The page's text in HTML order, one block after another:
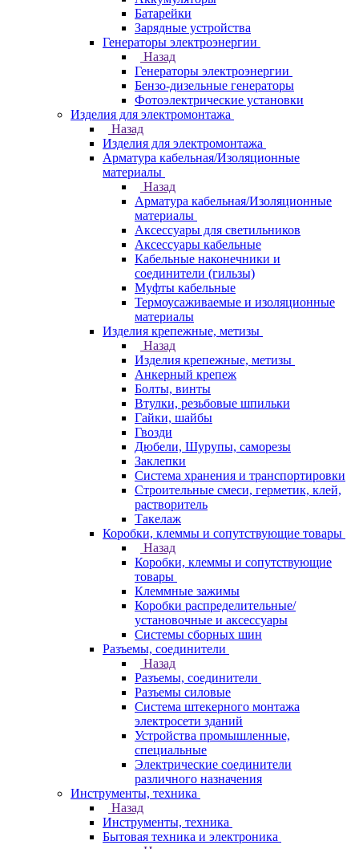
Батарейки
Зарядные устройства
Генераторы электроэнергии
Назад
Генераторы электроэнергии
Бензо-дизельные генераторы
Фотоэлектрические установки
Изделия для электромонтажа
Назад
Изделия для электромонтажа
Арматура кабельная/Изоляционные
материалы
Назад
Арматура кабельная/Изоляционные
материалы
Аксессуары для светильников
Аксессуары кабельные
Кабельные наконечники и
соединители (гильзы)
Муфты кабельные
Термоусаживаемые и изоляционные
материалы
Изделия крепежные, метизы
Назад
Изделия крепежные, метизы
Анкерный крепеж
Болты, винты
Втулки, резьбовые шпильки
Гайки, шайбы
Гвозди
Дюбели, Шурупы, саморезы
Заклепки
Система хранения и транспортировки
Строительные смеси, герметик, клей,
растворитель
Такелаж
Коробки, клеммы и сопутствующие товары
Назад
Коробки, клеммы и сопутствующие
товары
Клеммные зажимы
Коробки распределительные/
установочные и аксессуары
Системы сборных шин
Разъемы, соединители
Назад
Разъемы, соединители
Разъемы силовые
Система штекерного монтажа
электросети зданий
Устройства промышленные,
специальные
Электрические соединители
различного назначения
Инструменты, техника
Назад
Инструменты, техника
Бытовая техника и электроника